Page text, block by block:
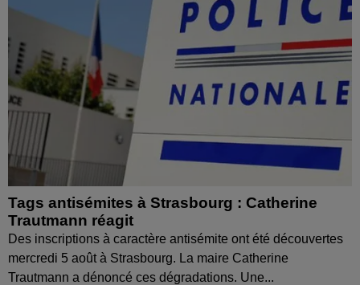
Tags antisémites à Strasbourg : Catherine
Trautmann réagit
Des inscriptions à caractère antisémite ont été découvertes
mercredi 5 août à Strasbourg. La maire Catherine
Trautmann a dénoncé ces dégradations. Une...